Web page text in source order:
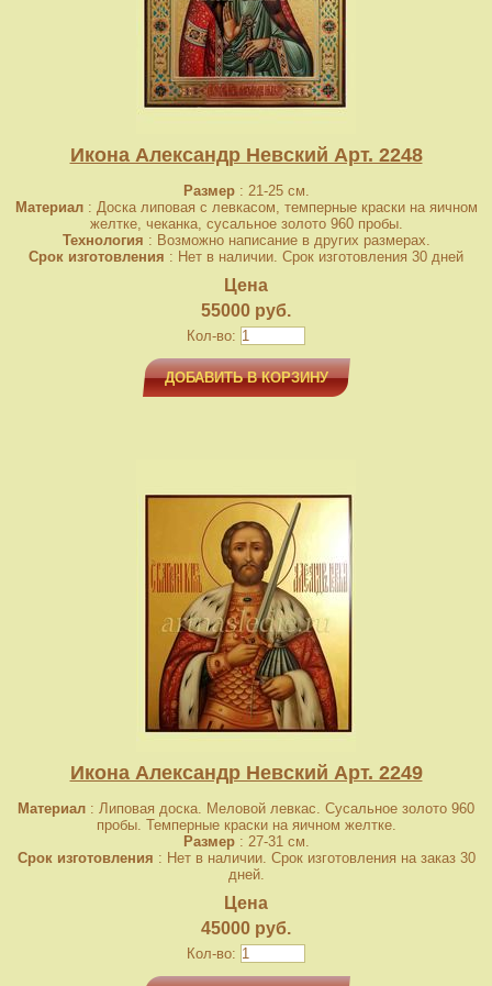
Икона Александр Невский Арт. 2248
Размер: 21-25 см.
Материал: Доска липовая с левкасом, темперные краски на яичном
желтке, чеканка, сусальное золото 960 пробы.
Технология : Возможно написание в других размерах.
Срок изготовления : Нет в наличии. Срок изготовления 30 дней
Цена
55000 руб.
Кол-во:
ДОБАВИТЬ В КОРЗИНУ
Икона Александр Невский Арт. 2249
Материал : Липовая доска. Меловой левкас. Сусальное золото 960
пробы. Темперные краски на яичном желтке.
Размер: 27-31 см.
Срок изготовления : Нет в наличии. Срок изготовления на заказ 30
дней.
Цена
45000 руб.
Кол-во: